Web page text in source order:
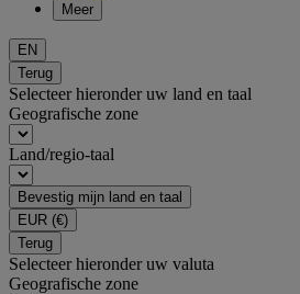
Meer
EN
Terug
Selecteer hieronder uw land en taal
Geografische zone
Land/regio-taal
Bevestig mijn land en taal
EUR (€)
Terug
Selecteer hieronder uw valuta
Geografische zone